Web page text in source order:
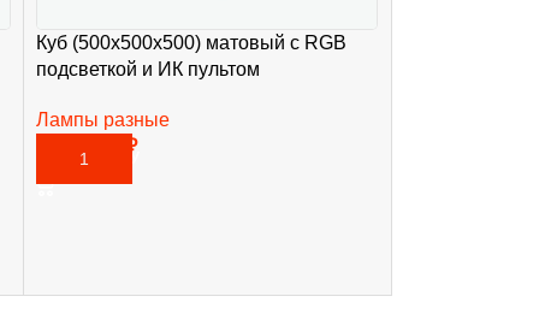
Куб (500х500х500) матовый с RGB
подсветкой и ИК пультом
Лампы разные
₽
В КОРЗИНУ